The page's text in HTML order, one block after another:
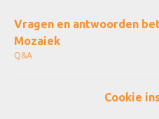
Vragen en antwoorden
Mozaiek
Q&A
Cookie